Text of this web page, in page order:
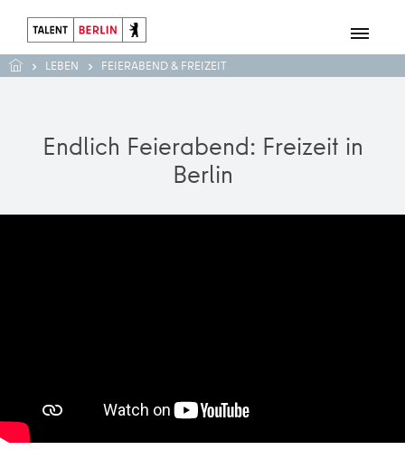
LEBEN FEIERABEND & FREIZEIT
Endlich Feierabend: Freizeit in
Berlin